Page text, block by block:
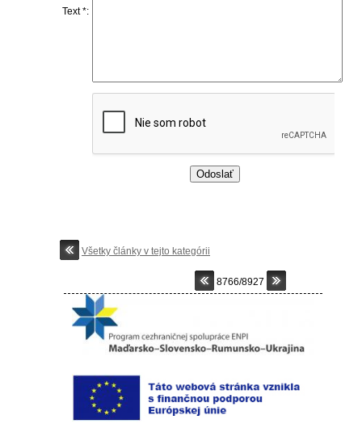
Text *:
Všetky články v tejto kategórii
8766/8927